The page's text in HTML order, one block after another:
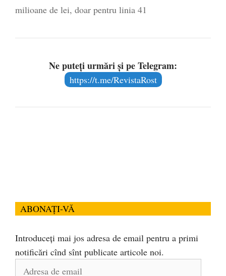
milioane de lei, doar pentru linia 41
Ne puteți urmări și pe Telegram:
https://t.me/RevistaRost
ABONAȚI-VĂ
Introduceți mai jos adresa de email pentru a primi
notificări cînd sînt publicate articole noi.